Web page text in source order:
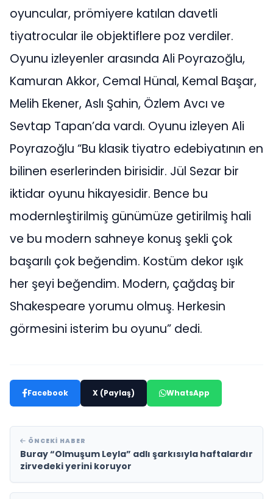
oyuncular, prömiyere katılan davetli
tiyatrocular ile objektiflere poz verdiler.
Oyunu izleyenler arasında Ali Poyrazoğlu,
Kamuran Akkor, Cemal Hünal, Kemal Başar,
Melih Ekener, Aslı Şahin, Özlem Avcı ve
Sevtap Tapan’da vardı. Oyunu izleyen Ali
Poyrazoğlu “Bu klasik tiyatro edebiyatının en
bilinen eserlerinden birisidir. Jül Sezar bir
iktidar oyunu hikayesidir. Bence bu
modernleştirilmiş günümüze getirilmiş hali
ve bu modern sahneye konuş şekli çok
başarılı çok beğendim. Kostüm dekor ışık
her şeyi beğendim. Modern, çağdaş bir
Shakespeare yorumu olmuş. Herkesin
görmesini isterim bu oyunu” dedi.
Facebook X (Paylaş) WhatsApp
ÖNCEKI HABER
Buray “Olmuşum Leyla” adlı şarkısıyla haftalardır
zirvedeki yerini koruyor